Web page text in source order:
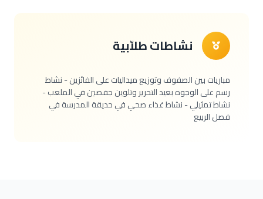
نشاطات طلاّبية
مباريات بين الصفوف وتوزيع ميداليات على الفائزين - نشاط
رسم على الوجوه بعيد التحرير وتلوين جفصين في الملعب -
نشاط تمثيلي - نشاط غذاء صحي في حديقة المدرسة في
فصل الربيع